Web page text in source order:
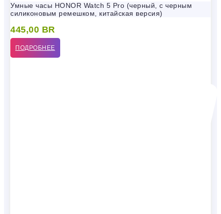
Умные часы HONOR Watch 5 Pro (черный, с черным
силиконовым ремешком, китайская версия)
445,00 BR
ПОДРОБНЕЕ